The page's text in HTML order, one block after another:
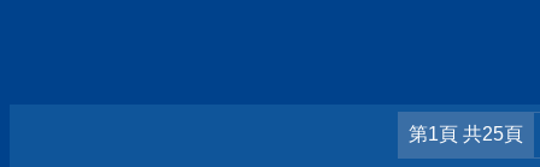
第1頁 共25頁